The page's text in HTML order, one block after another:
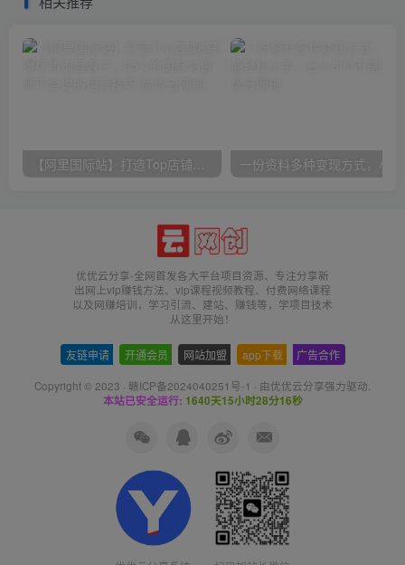
优优云分享-全网首发各大平台项目资源、专注分享新
出网上vip赚钱方法、vip课程视频教程、付费网络课程
以及网赚培训，学习引流、建站、赚钱等，学项目技术
从这里开始！
友链申请 开通会员 网站加盟 app下载 广告合作
Copyright © 2023 · 赣ICP备2024040251号-1 · 由优优云分享强力驱动.
本站已安全运行: 1640天15小时28分16秒